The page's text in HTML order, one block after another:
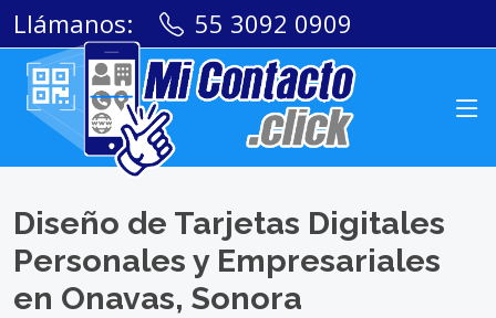
Llámanos: 55 3092 0909
Diseño de Tarjetas Digitales
Personales y Empresariales
en Onavas, Sonora